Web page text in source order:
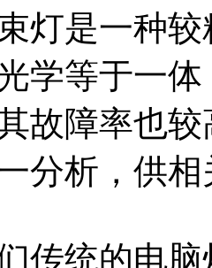
灯是一种较
学等于一
故障率也
分析，供
传统的电